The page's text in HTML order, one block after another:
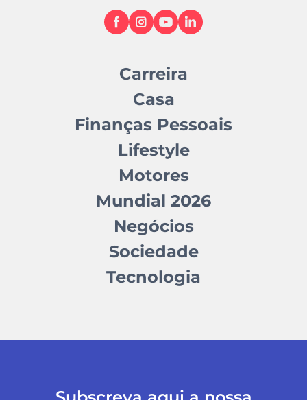
Carreira
Casa
Finanças Pessoais
Lifestyle
Motores
Mundial 2026
Negócios
Sociedade
Tecnologia